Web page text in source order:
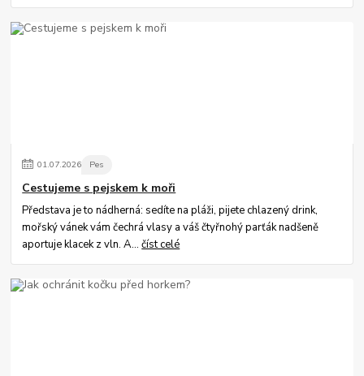
01.07.2026 Pes
Cestujeme s pejskem k moři
Představa je to nádherná: sedíte na pláži, pijete chlazený drink,
mořský vánek vám čechrá vlasy a váš čtyřnohý parťák nadšeně
aportuje klacek z vln. A...číst celé